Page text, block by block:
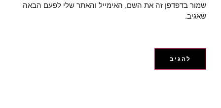
שמור בדפדפן זה את השם, האימייל והאתר שלי לפעם הבאה
שאגיב.